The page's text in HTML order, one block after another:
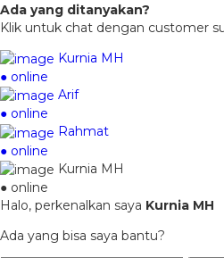
Ada yang ditanyakan?
Klik untuk chat dengan customer
Kurnia MH
● online
Arif
● online
Rahmat
● online
Kurnia MH
● online
Halo, perkenalkan saya Kurnia MH
Ada yang bisa saya bantu?